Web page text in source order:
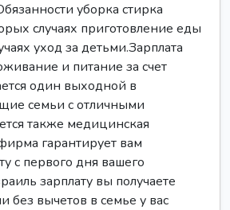
уборка стирка
случаях приготовление еды
уход за детьми.Зарплата
и питание за счет
один выходной в
семьи с отличными
также медицинская
гарантирует вам
с первого дня вашего
зарплату вы получаете
без вычетов в семье у вас